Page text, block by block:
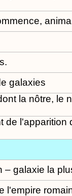
galaxies
la nôtre, le
de l'apparition
– galaxie la
l'empire